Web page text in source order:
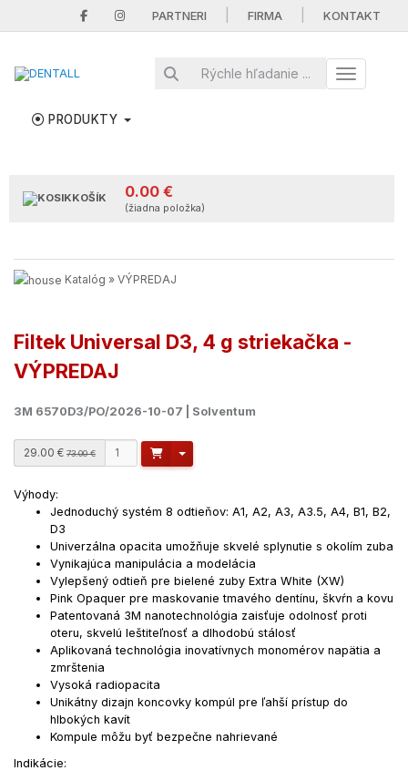
PARTNERI FIRMA KONTAKT
Toggle
PRODUKTY
KOŠÍK 0.00 €
(žiadna položka)
Katalóg » VÝPREDAJ
Filtek Universal D3, 4 g striekačka -
VÝPREDAJ
3M 6570D3/PO/2026-10-07 | Solventum
29.00 € 73.00 € Toggle Dropdown
Výhody:
Jednoduchý systém 8 odtieňov: A1, A2, A3, A3.5, A4, B1, B2,
D3
Univerzálna opacita umožňuje skvelé splynutie s okolím zuba
Vynikajúca manipulácia a modelácia
Vylepšený odtieň pre bielené zuby Extra White (XW)
Pink Opaquer pre maskovanie tmavého dentínu, škvŕn a kovu
Patentovaná 3M nanotechnológia zaisťuje odolnosť proti
oteru, skvelú leštiteľnosť a dlhodobú stálosť
Aplikovaná technológia inovatívnych monomérov napätia a
zmrštenia
Vysoká radiopacita
Unikátny dizajn koncovky kompúl pre ľahší prístup do
hlbokých kavít
Kompule môžu byť bezpečne nahrievané
Indikácie: